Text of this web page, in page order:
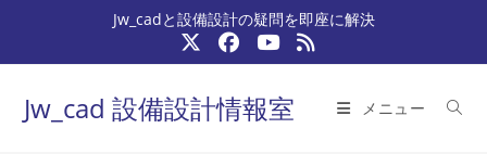
テ
Jw_cadと設備設計の疑問を即座に解決
Jw_cad 設備設計情報室 メニュー